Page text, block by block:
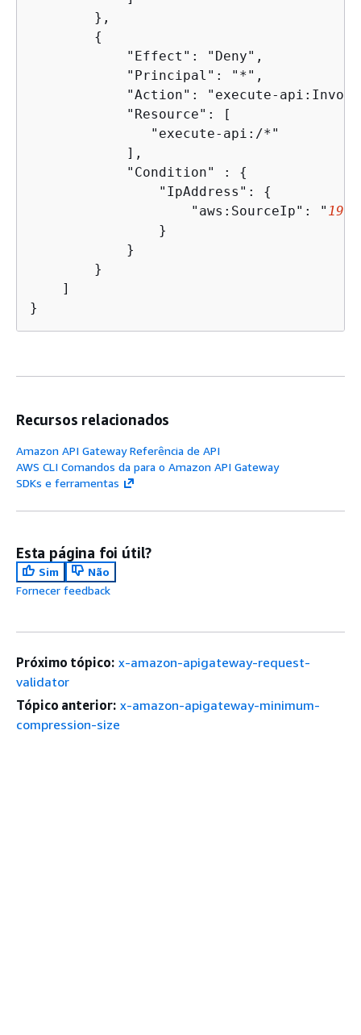
        },
{
            "Effect": "Deny",
            "Principal": "*",
"Action": "execute-
            "Resource": [
               "execute-api:/*"
            ],
            "Condition" :
{
                "IpAddress":
{
                    "aws:SourceIp": "
                }
            }
        }
    ]
}
Recursos relacionados
Amazon API Gateway Referência de API
AWS CLI Comandos da para o Amazon API Gateway
SDKs e ferramentas
Esta página foi útil?
Sim
Não
Fornecer feedback
Próximo tópico: x-amazon-apigateway-request-
validator
Tópico anterior: x-amazon-apigateway-minimum-
compression-size